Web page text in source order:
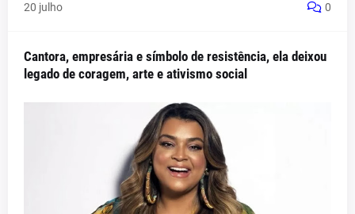
20 julho 0
Cantora, empresária e símbolo de resistência, ela deixou
legado de coragem, arte e ativismo social